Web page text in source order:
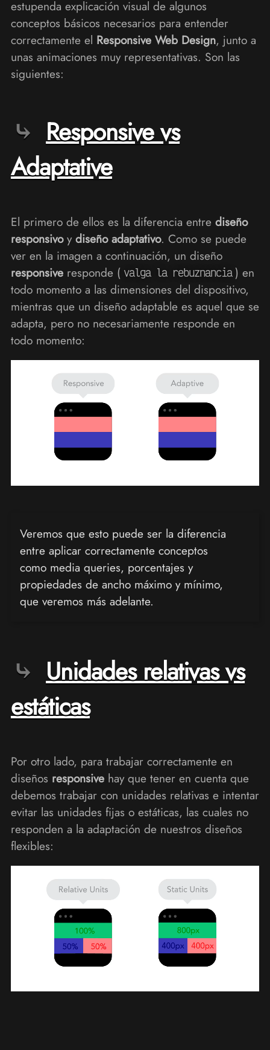
estupenda explicación visual de algunos
conceptos básicos necesarios para entender
correctamente el Responsive Web Design, junto a
unas animaciones muy representativas. Son las
siguientes:
Responsive vs
Adaptative
El primero de ellos es la diferencia entre diseño
responsivoydiseño adaptativo. Como se puede
ver en la imagen a continuación, un diseño
responsiveresponde ( valga la rebuznancia ) en
todo momento a las dimensiones del dispositivo,
mientras que un diseño adaptable es aquel que se
adapta, pero no necesariamente responde en
todo momento:
Veremos que esto puede ser la diferencia
entre aplicar correctamente conceptos
como media queries, porcentajes y
propiedades de ancho máximo y mínimo,
que veremos más adelante.
Unidades relativas vs
estáticas
Por otro lado, para trabajar correctamente en
diseños responsivehay que tener en cuenta que
debemos trabajar con unidades relativas e intentar
evitar las unidades fijas o estáticas, las cuales no
responden a la adaptación de nuestros diseños
flexibles: